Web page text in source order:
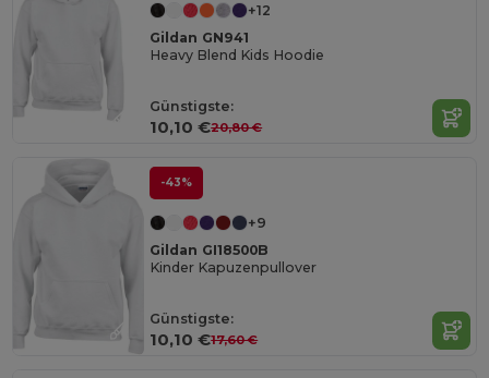
+12
Gildan GN941
Heavy Blend Kids Hoodie
Günstigste:
10,10 €20,80 €
-43%
+9
Gildan GI18500B
Kinder Kapuzenpullover
Günstigste:
10,10 €17,60 €